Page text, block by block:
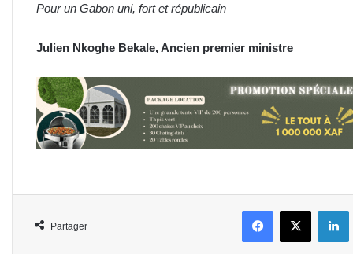
Pour un Gabon uni, fort et républicain
Julien Nkoghe Bekale, Ancien premier ministre
Partager
FacebookX